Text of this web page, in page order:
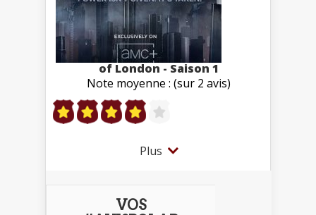
of London - Saison 1
Note moyenne : (sur 2 avis)
Plus
VOS